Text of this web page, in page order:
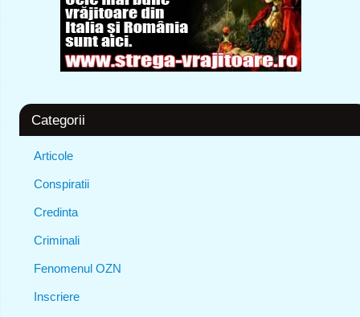
Categorii
Articole
Conspiratii
Credinta
Criminali
Fenomenul OZN
Inscriere